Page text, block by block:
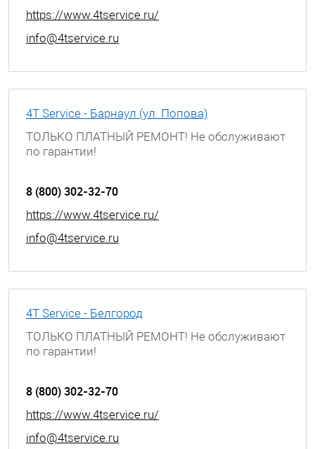
https://www.4tservice.ru/
info@4tservice.ru
4T Service - Барнаул (ул. Попова)
ТОЛЬКО ПЛАТНЫЙ РЕМОНТ! Не обслуживают
по гарантии!
8 (800) 302-32-70
https://www.4tservice.ru/
info@4tservice.ru
4T Service - Белгород
ТОЛЬКО ПЛАТНЫЙ РЕМОНТ! Не обслуживают
по гарантии!
8 (800) 302-32-70
https://www.4tservice.ru/
info@4tservice.ru